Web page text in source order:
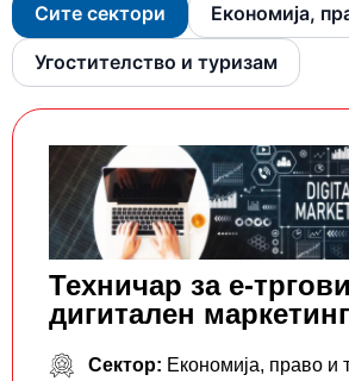
Сите сектори Економија,
Угостителство и туризам
Техничар за е-
дигитален маркетинг
Сектор: Економија, право и